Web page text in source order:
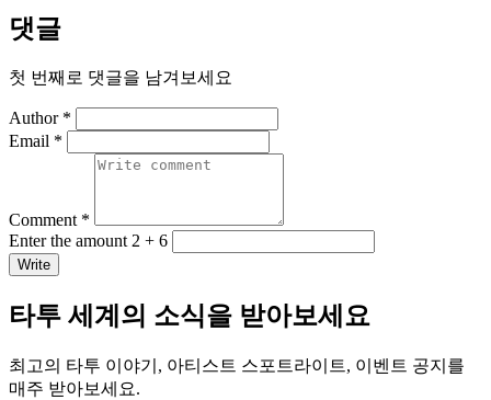
댓글
첫 번째로 댓글을 남겨보세요
Author *
Email *
Comment *
Enter the amount 2 + 6
Write
타투 세계의 소식을 받아보세요
최고의 타투 이야기, 아티스트 스포트라이트, 이벤트 공지를
매주 받아보세요.